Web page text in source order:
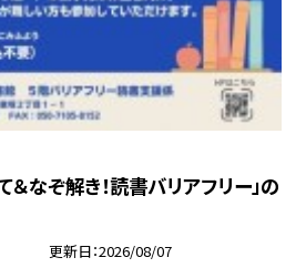
て＆なぞ解き！読書バリアフリー」の
更新日 2026/08/07